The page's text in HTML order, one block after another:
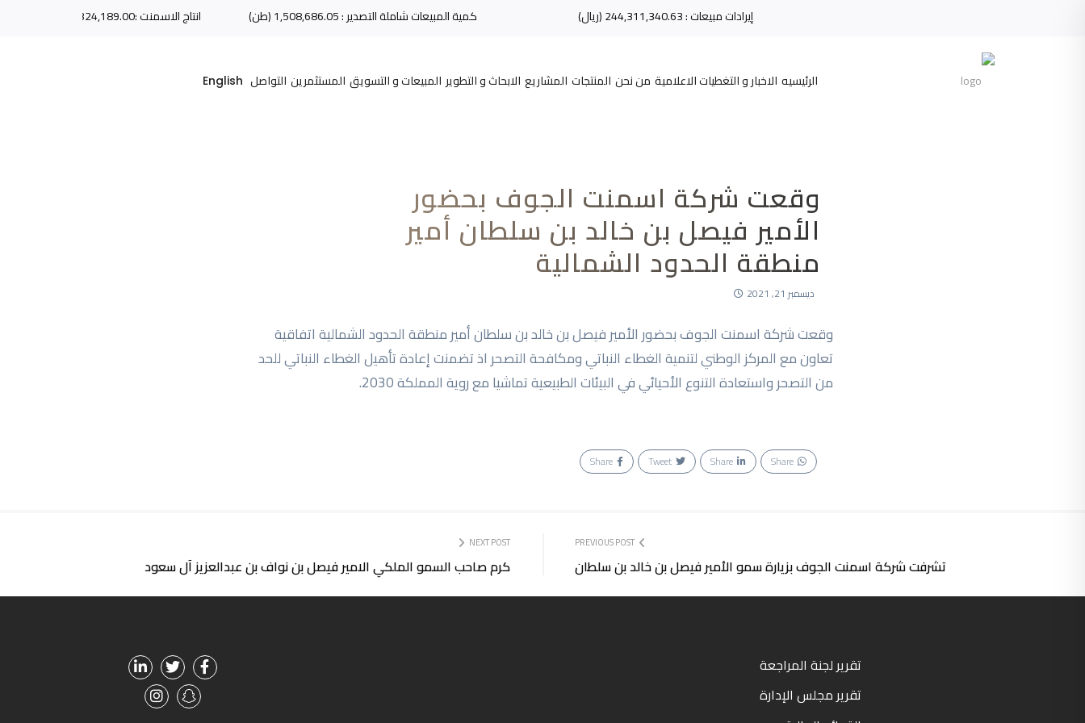
انتاج الاسمنت :1,324,189.00 (طن) كمية المبيعات شاملة التصدير : 1,508,686.05 (طن) إيرادات مبيعات : 244,311,340.63 (ريال)
الرئيسيه الاخبار و التغطيات الاعلامية من نحن المنتجات المشاريع الابحاث و التطوير المبيعات و التسويق المستثمرين التواصل English
وقعت شركة اسمنت الجوف بحضور
الأمير فيصل بن خالد بن سلطان أمير
منطقة الحدود الشمالية
ديسمبر 21, 2021
وقعت شركة اسمنت الجوف بحضور الأمير فيصل بن خالد بن سلطان أمير منطقة الحدود الشمالية اتفاقية
تعاون مع المركز الوطني لتنمية الغطاء النباتي ومكافحة التصحر اذ تضمنت إعادة تأهيل الغطاء النباتي للحد
من التصحر واستعادة التنوع الأحيائي في البيئات الطبيعية تماشيا مع روية المملكة 2030.
Share Tweet Share Share
PREVIOUS POST
تشرفت شركة اسمنت الجوف بزيارة سمو الأمير فيصل بن خالد بن سلطان‎
NEXT POST
كرم صاحب السمو الملكي الامير فيصل بن نواف بن عبدالعزيز آل سعود
تقرير لجنة المراجعة
تقرير مجلس الإدارة